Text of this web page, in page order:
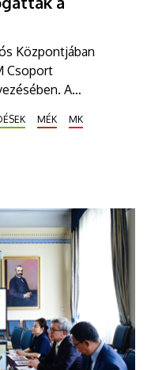
Központjában
Csoport
A
karainak
az
MÉK
MK